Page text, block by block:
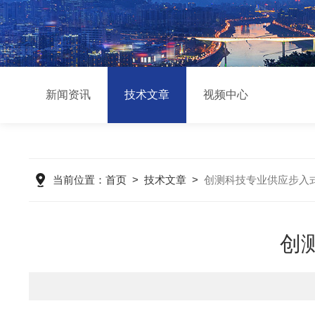
新闻资讯 技术文章 视频中心
当前位置： 首页> 技术文章> 创测科技专业供应步入
创